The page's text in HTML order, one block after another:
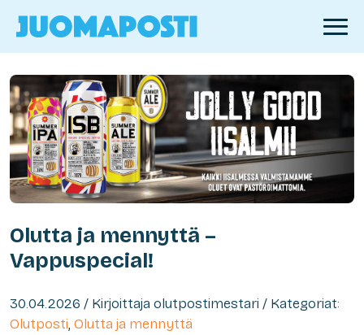
Olutta ja mennyttä –
Vappuspecial!
30.04.2026 / Kirjoittaja olutpostimestari / Kategoriat:
Olutposti, Olutta ja mennyttä